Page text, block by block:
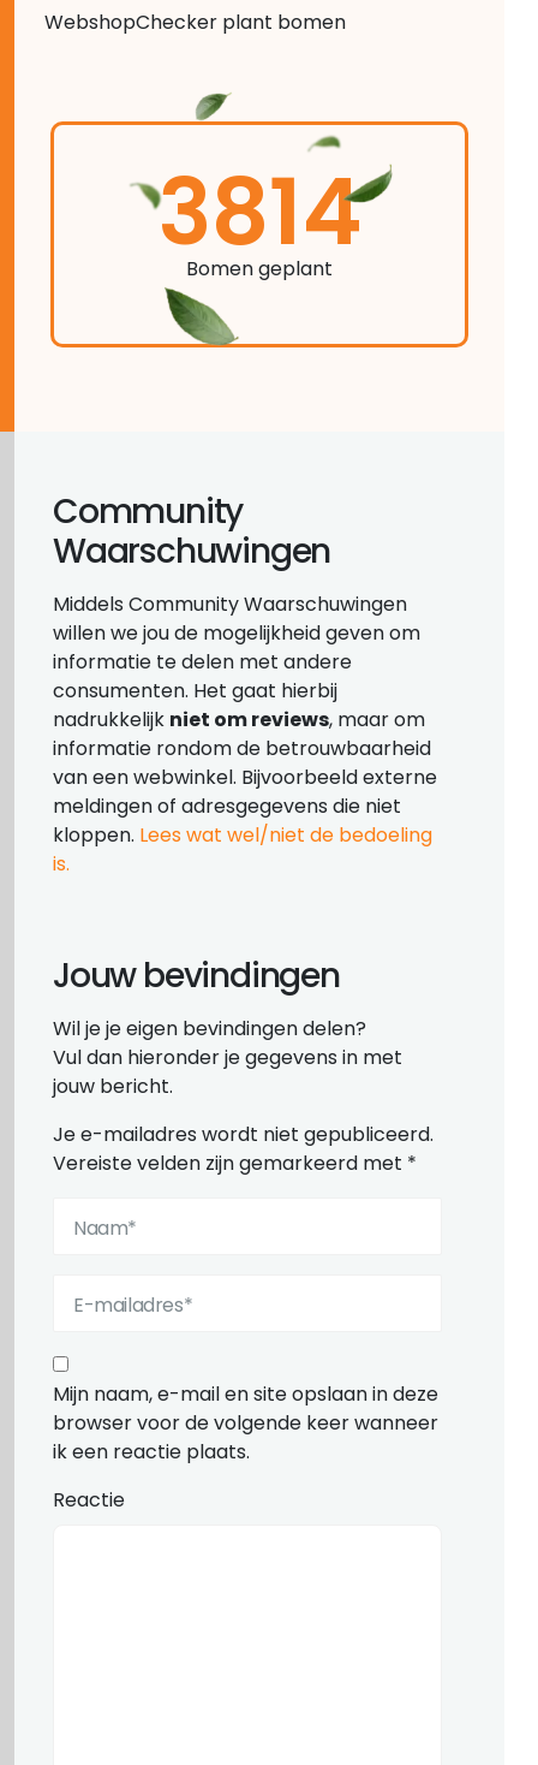
WebshopChecker plant bomen
3814
Bomen geplant
Community
Waarschuwingen
Middels Community Waarschuwingen
willen we jou de mogelijkheid geven om
informatie te delen met andere
consumenten. Het gaat hierbij
nadrukkelijk niet om reviews, maar om
informatie rondom de betrouwbaarheid
van een webwinkel. Bijvoorbeeld externe
meldingen of adresgegevens die niet
kloppen. Lees wat wel/niet de bedoeling
is.
Jouw bevindingen
Wil je je eigen bevindingen delen?
Vul dan hieronder je gegevens in met
jouw bericht.
Je e-mailadres wordt niet gepubliceerd.
Vereiste velden zijn gemarkeerd met *
Mijn naam, e-mail en site opslaan in deze
browser voor de volgende keer wanneer
ik een reactie plaats.
Reactie